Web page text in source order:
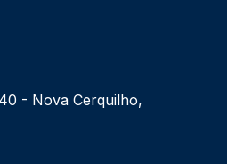
- Nova Cerquilho,